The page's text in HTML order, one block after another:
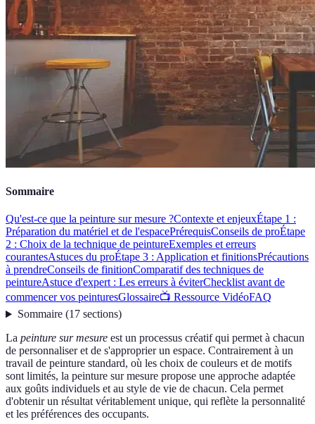
Sommaire
Qu'est-ce que la peinture sur mesure ?Contexte et enjeuxÉtape 1 :
Préparation du matériel et de l'espacePrérequisConseils de proÉtape
2 : Choix de la technique de peintureExemples et erreurs
courantesAstuces du proÉtape 3 : Application et finitionsPrécautions
à prendreConseils de finitionComparatif des techniques de
peintureAstuce d'expert : Les erreurs à éviterChecklist avant de
commencer vos peinturesGlossaire📺 Ressource VidéoFAQ
Sommaire(17 sections)
La peinture sur mesure est un processus créatif qui permet à chacun
de personnaliser et de s'approprier un espace. Contrairement à un
travail de peinture standard, où les choix de couleurs et de motifs
sont limités, la peinture sur mesure propose une approche adaptée
aux goûts individuels et au style de vie de chacun. Cela permet
d'obtenir un résultat véritablement unique, qui reflète la personnalité
et les préférences des occupants.